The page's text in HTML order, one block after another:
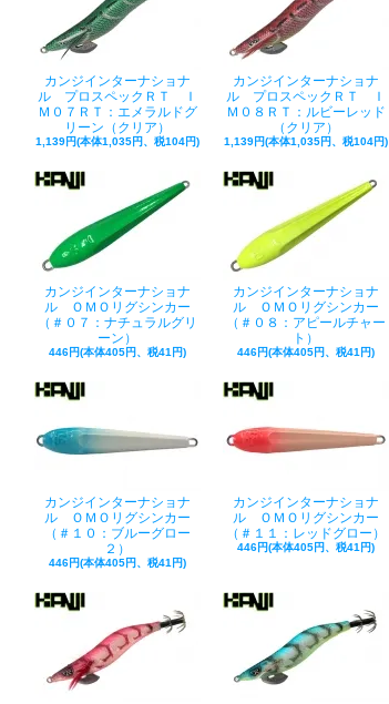
カンジインターナショナ
ル プロスペックＲＴ Ｉ
Ｍ０７ＲＴ：エメラルドグ
リーン（クリア）
1,139円(本体1,035円、税104円)
カンジインターナショナ
ル プロスペックＲＴ Ｉ
Ｍ０８ＲＴ：ルビーレッド
（クリア）
1,139円(本体1,035円、税104円)
カンジインターナショナ
ル ＯＭＯリグシンカー
（＃０７：ナチュラルグリ
ーン）
446円(本体405円、税41円)
カンジインターナショナ
ル ＯＭＯリグシンカー
（＃０８：アピールチャー
ト）
446円(本体405円、税41円)
カンジインターナショナ
ル ＯＭＯリグシンカー
（＃１０：ブルーグロー
２）
446円(本体405円、税41円)
カンジインターナショナ
ル ＯＭＯリグシンカー
（＃１１：レッドグロー）
446円(本体405円、税41円)